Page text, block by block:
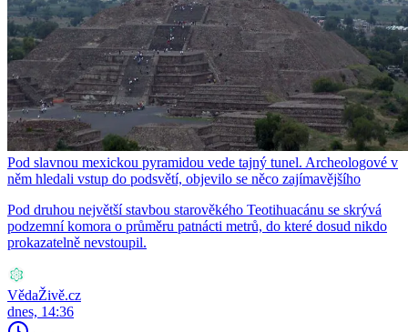
Pod slavnou mexickou pyramidou vede tajný tunel. Archeologové v
něm hledali vstup do podsvětí, objevilo se něco zajímavějšího
Pod druhou největší stavbou starověkého Teotihuacánu se skrývá
podzemní komora o průměru patnácti metrů, do které dosud nikdo
prokazatelně nevstoupil.
VědaŽivě.cz
dnes, 14:36